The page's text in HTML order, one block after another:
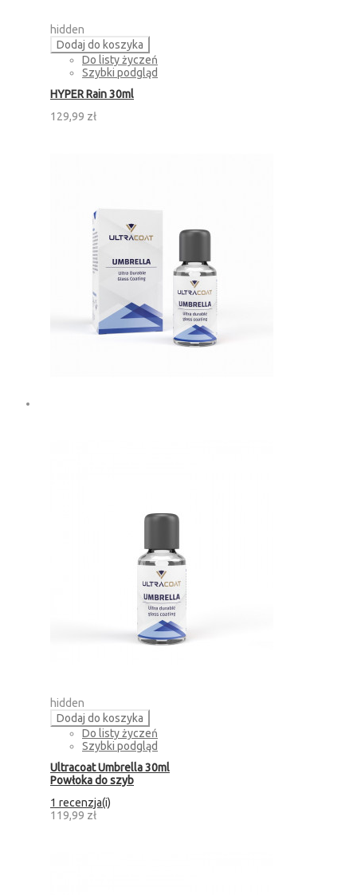
hidden
Dodaj do koszyka
Do listy życzeń
Szybki podgląd
HYPER Rain 30ml
129,99 zł
hidden
Dodaj do koszyka
Do listy życzeń
Szybki podgląd
Ultracoat Umbrella 30ml
Powłoka do szyb
1 recenzja(i)
119,99 zł